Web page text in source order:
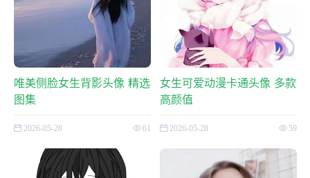
唯美侧脸女生背影头像 精选
图集
2026-05-28 61
女生可爱动漫卡通头像 多款
高颜值
2026-05-28 59